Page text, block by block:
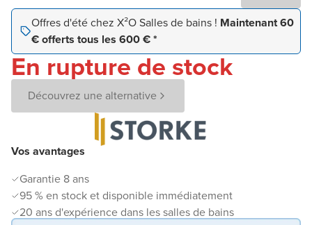
Vos avantages
Garantie 8 ans
95 % en stock et disponible immédiatement
20 ans d'expérience dans les salles de bains
Offres d'été chez X²O Salles de bains ! Maintenant 60
€ offerts tous les 600 € *
En rupture de stock
Découvrez une alternative